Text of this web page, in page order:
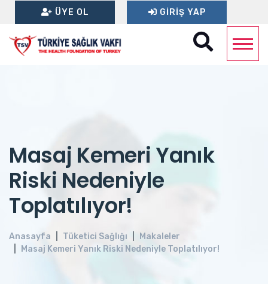
ÜYE OL GIRIŞ YAP
Masaj Kemeri Yanık
Riski Nedeniyle
Toplatılıyor!
Anasayfa Tüketici Sağlığı
Makaleler
Masaj Kemeri Yanık Riski Nedeniyle Toplatılıyor!